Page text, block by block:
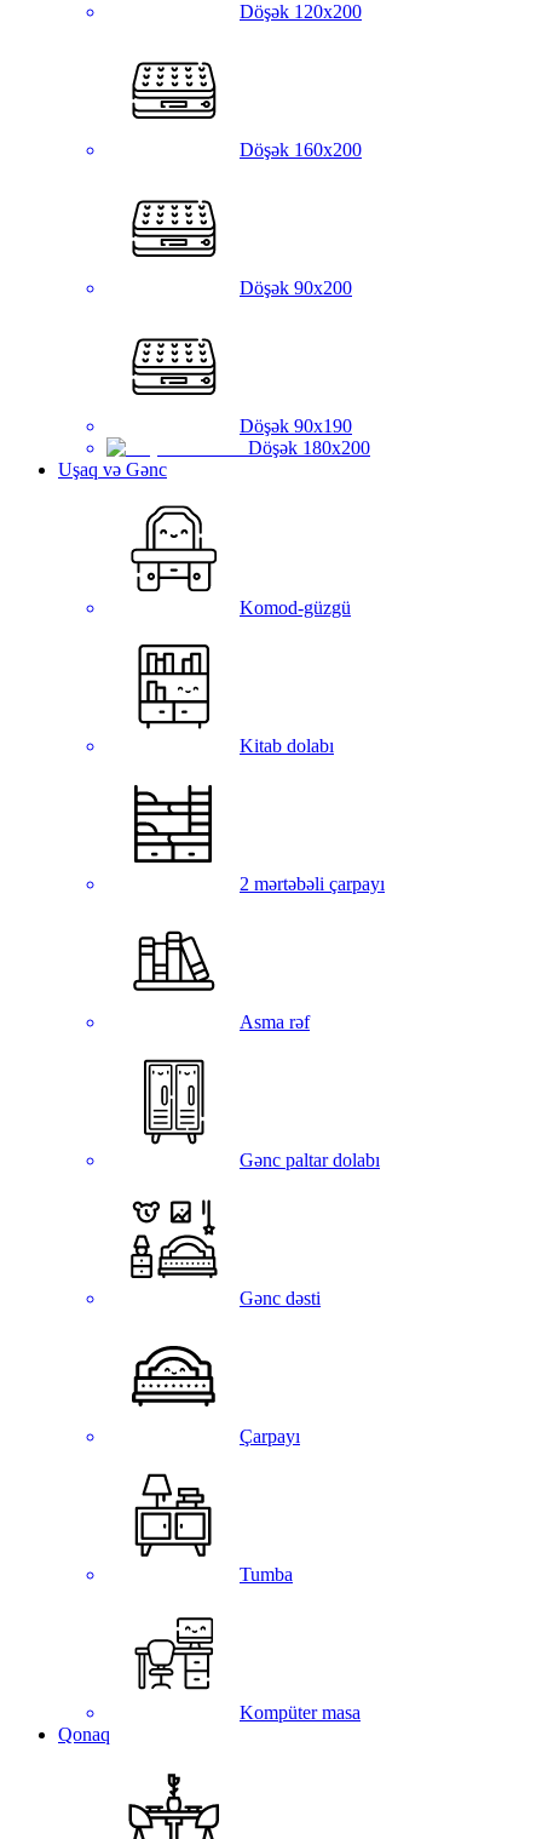
Döşək 120x200
Döşək 160x200
Döşək 90x200
Döşək 90x190
Döşək 180x200
Uşaq və Gənc
Komod-güzgü
Kitab dolabı
2 mərtəbəli çarpayı
Asma rəf
Gənc paltar dolabı
Gənc dəsti
Çarpayı
Tumba
Kompüter masa
Qonaq